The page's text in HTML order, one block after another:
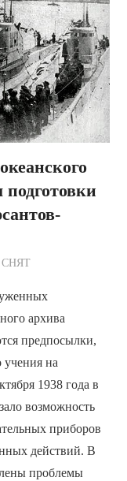
подготовки
архива
предпосылки,
учения на
1938 года в
возможность
приборов
действий. В
проблемы